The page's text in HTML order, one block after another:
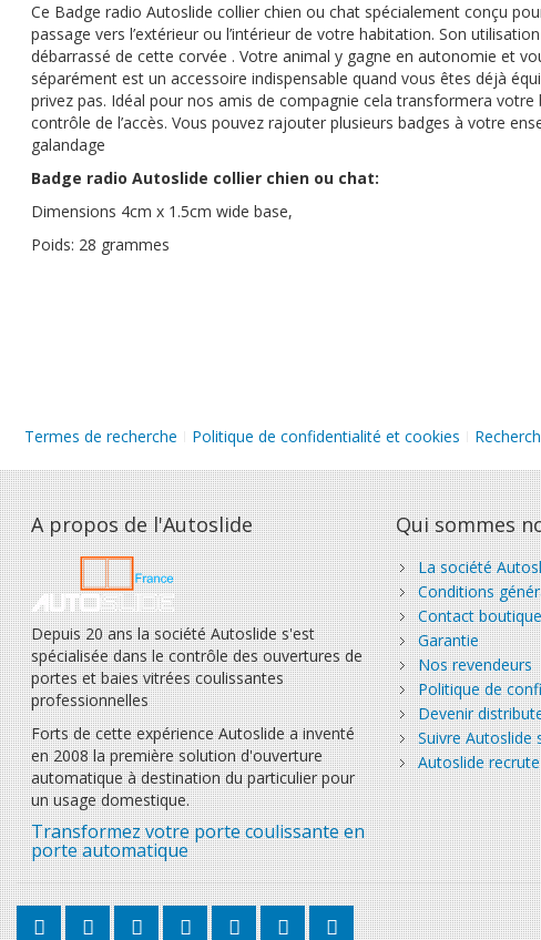
Ce Badge radio Autoslide collier chien ou chat spécialement conçu
passage vers l’extérieur ou l’intérieur de votre habitation. Son
débarrassé de cette corvée . Votre animal y gagne en autonomie et
séparément est un accessoire indispensable quand vous êtes déjà
privez pas. Idéal pour nos amis de compagnie cela transformera
contrôle de l’accès. Vous pouvez rajouter plusieurs badges à votre
galandage
Badge radio Autoslide collier chien ou chat:
Dimensions 4cm x 1.5cm wide base,
Poids: 28 grammes
Termes de recherche Politique de confidentialité et cookies
A propos de l'Autoslide
Depuis 20 ans la société Autoslide s'est
spécialisée dans le contrôle des ouvertures de
portes et baies vitrées coulissantes
professionnelles
Forts de cette expérience Autoslide a inventé
en 2008 la première solution d'ouverture
automatique à destination du particulier pour
un usage domestique.
Transformez votre porte coulissante en
porte automatique
Qui sommes
La société
Conditions
Contact boutique
Garantie
Nos revendeurs
Politique de
Devenir
Suivre Autoslide
Autoslide recrute